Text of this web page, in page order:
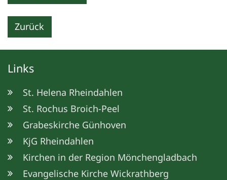
Zurück
Links
St. Helena Rheindahlen
St. Rochus Broich-Peel
Grabeskirche Günhoven
KjG Rheindahlen
Kirchen in der Region Mönchengladbach
Evangelische Kirche Wickrathberg